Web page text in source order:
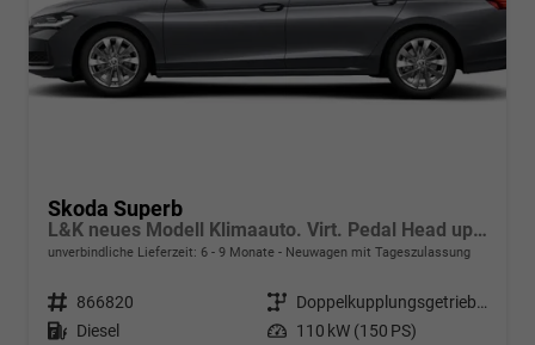
Skoda Superb
L&K neues Modell Klimaauto. Virt. Pedal Head up Displ. Kessy Navi. Kamera PDC SHZ
unverbindliche Lieferzeit: 6 - 9 Monate Neuwagen mit Tageszulassung
Fahrzeugnr. 866820 Getriebe
Doppelkupplungsgetriebe (DSG)
Kraftstoff Diesel Leistung 110 kW (150 PS)